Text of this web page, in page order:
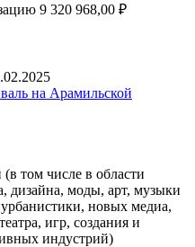
9 320 968,00 ₽
на Арамильской
том числе в области
дизайна, моды, арт, музыки
новых медиа,
игр, создания и
индустрий)